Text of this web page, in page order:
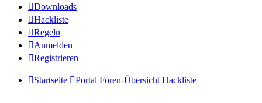
Downloads
Hackliste
Regeln
Anmelden
Registrieren
Startseite Portal Foren-Übersicht Hackliste